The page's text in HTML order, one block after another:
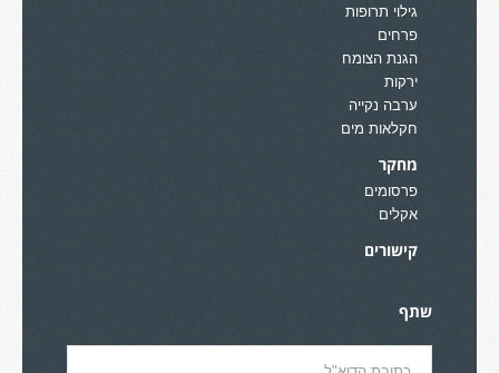
גילוי תרופות
פרחים
הגנת הצומח
ירקות
ערבה נקייה
חקלאות מים
מחקר
פרסומים
אקלים
קישורים
שתף